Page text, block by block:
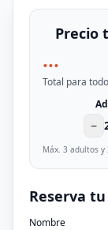
Precio
...
Total para
−
Máx. 3 adultos
Reserva
Nombre